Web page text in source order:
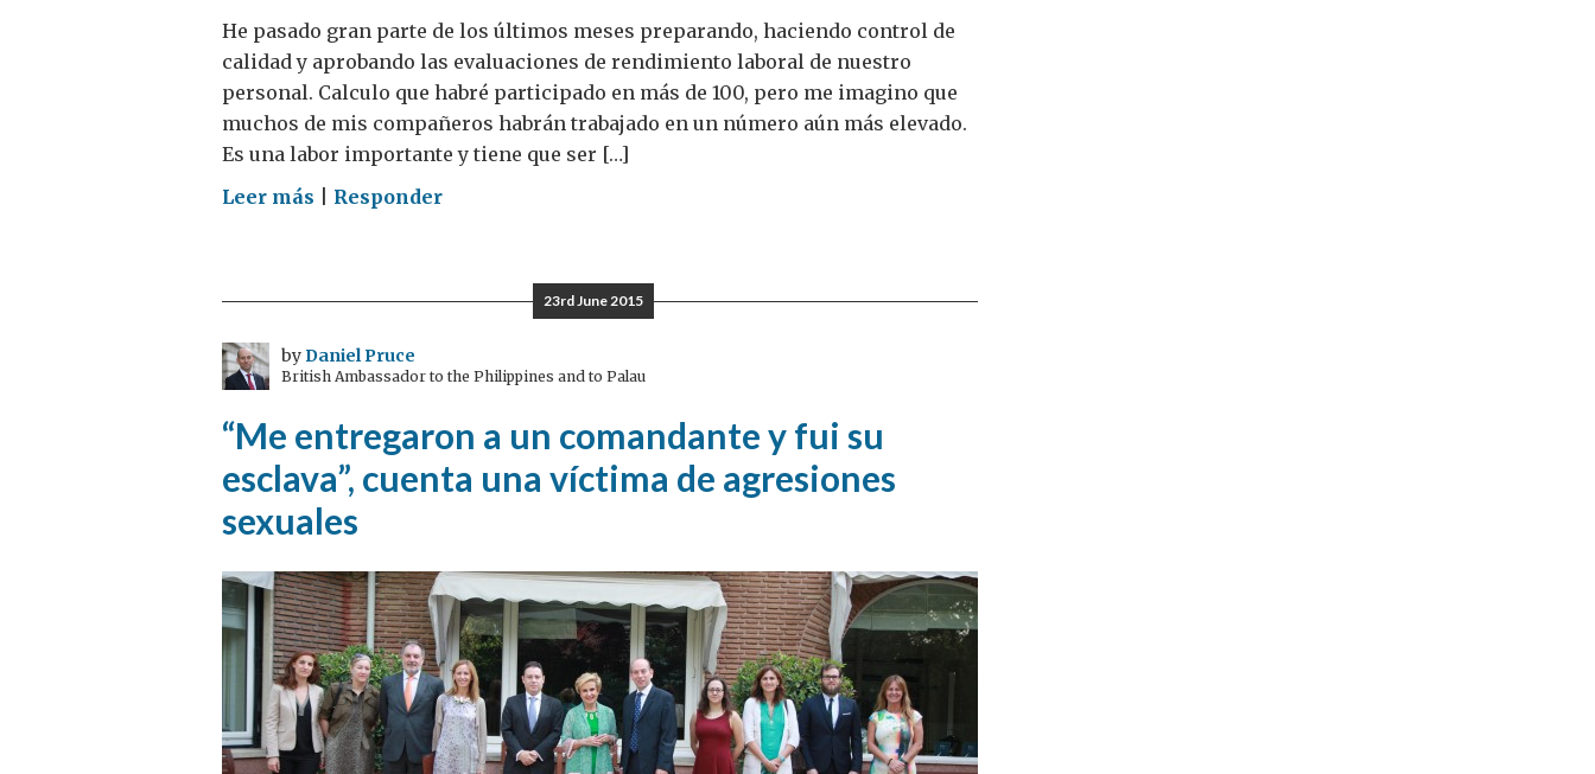
He pasado gran parte de los últimos meses preparando, haciendo control de
calidad y aprobando las evaluaciones de rendimiento laboral de nuestro
personal. Calculo que habré participado en más de 100, pero me imagino que
muchos de mis compañeros habrán trabajado en un número aún más elevado.
Es una labor importante y tiene que ser […]
Leer más on
tres
principios
crecer
en
el
trabajo
Responder
23rd June 2015
byDaniel Pruce
British Ambassador to the Philippines and to Palau
“Me entregaron a un comandante y fui su
esclava”, cuenta una víctima de agresiones
sexuales